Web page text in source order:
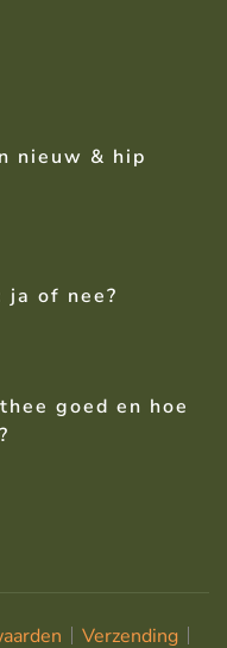
nieuw & hip
ja of nee?
goed en hoe
Verzending